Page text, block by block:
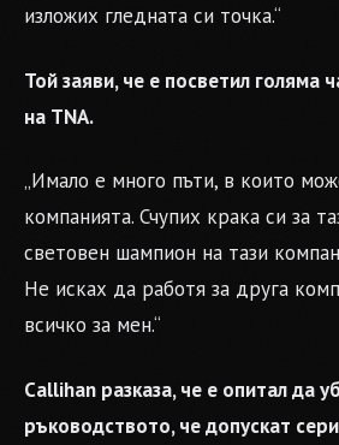
изложих гледната си точка.“
Той заяви, че е посветил голяма
на TNA.
„Имало е много пъти, в които
компанията. Счупих крака си за
световен шампион на тази
Не исках да работя за друга
всичко за мен.“
Callihan разказа, че е опитал да
ръководството, че допускат